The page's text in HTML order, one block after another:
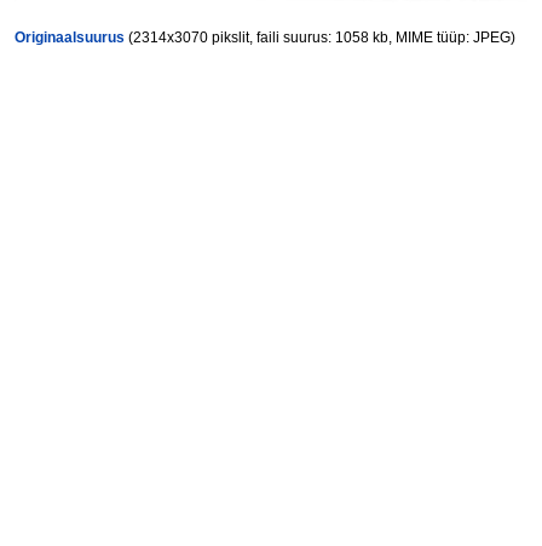
Originaalsuurus (2314x3070 pikslit, faili suurus: 1058 kb, MIME tüüp: JPEG)